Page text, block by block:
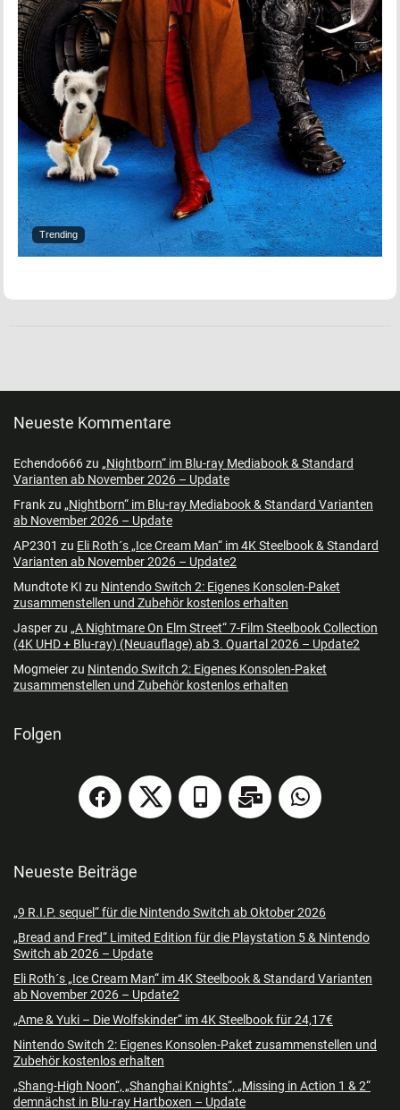
Trending
Neueste Kommentare
Echendo666zu „Nightborn“ im Blu-ray Mediabook & Standard
Varianten ab November 2026 – Update
Frankzu „Nightborn“ im Blu-ray Mediabook & Standard Varianten
ab November 2026 – Update
AP2301 zu Eli Roth´s „Ice Cream Man“ im 4K Steelbook & Standard
Varianten ab November 2026 – Update2
Mundtote KI zu Nintendo Switch 2: Eigenes Konsolen-Paket
zusammenstellen und Zubehör kostenlos erhalten
Jasperzu „A Nightmare On Elm Street“ 7-Film Steelbook Collection
(4K UHD + Blu-ray) (Neuauflage) ab 3. Quartal 2026 – Update2
Mogmeierzu Nintendo Switch 2: Eigenes Konsolen-Paket
zusammenstellen und Zubehör kostenlos erhalten
Folgen
Neueste Beiträge
„9 R.I.P. sequel“ für die Nintendo Switch ab Oktober 2026
„Bread and Fred“ Limited Edition für die Playstation 5 & Nintendo
Switch ab 2026 – Update
Eli Roth´s „Ice Cream Man“ im 4K Steelbook & Standard Varianten
ab November 2026 – Update2
„Ame & Yuki – Die Wolfskinder“ im 4K Steelbook für 24,17€
Nintendo Switch 2: Eigenes Konsolen-Paket zusammenstellen und
Zubehör kostenlos erhalten
„Shang-High Noon“, „Shanghai Knights“, „Missing in Action 1 & 2“
demnächst in Blu-ray Hartboxen – Update